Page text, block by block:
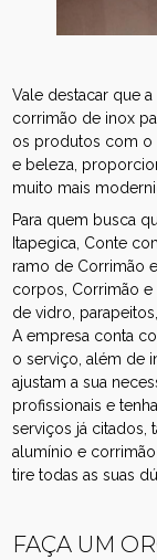
Vale destacar que
corrimão de inox
os produtos com o
e beleza,
muito mais
Para quem busca
Itapegica, Conte
ramo de Corrimão
corpos, Corrimão e
de vidro,
A empresa conta
o serviço, além de
ajustam a sua
profissionais e
serviços já citados,
alumínio e
tire todas as suas
FAÇA UM